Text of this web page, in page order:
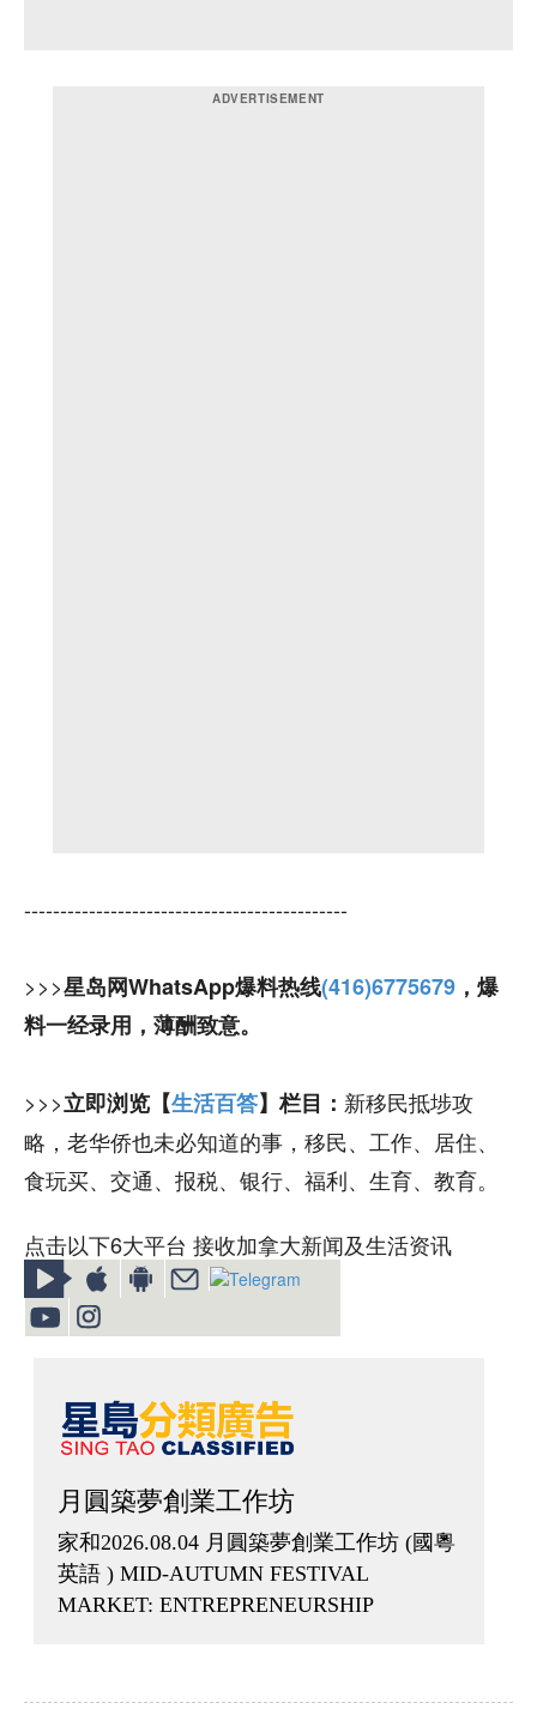
---------------------------------------------
>>>星岛网WhatsApp爆料热线(416)6775679 ，爆
料一经录用，薄酬致意。
>>>立即浏览【生活百答】栏目： 新移民抵埗攻
略，老华侨也未必知道的事，移民、工作、居住、
食玩买、交通、报税、银行、福利、生育、教育。
点击以下6大平台 接收加拿大新闻及生活资讯